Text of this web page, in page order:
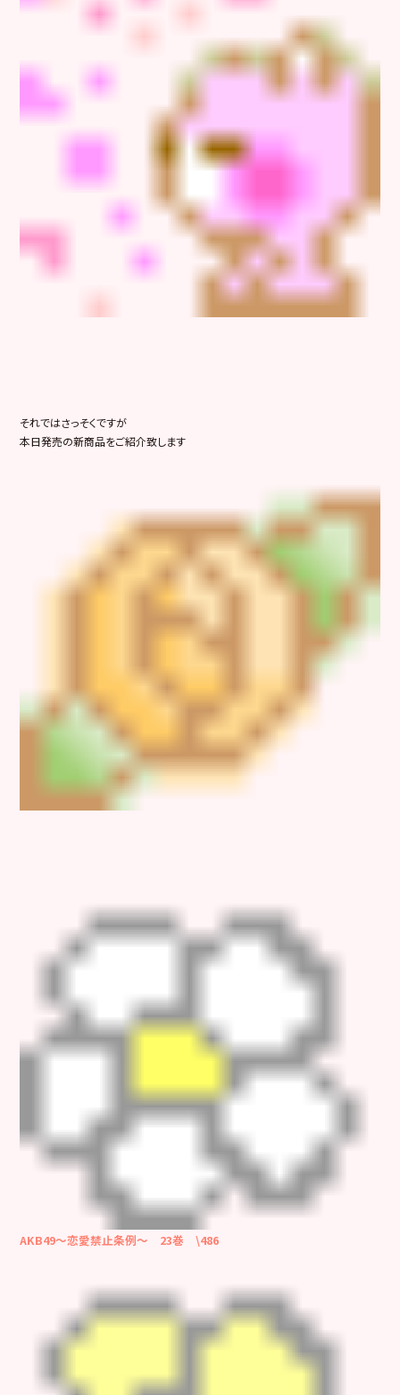
それではさっそくですが
本日発売の新商品をご紹介致します
AKB49～恋愛禁止条例～ 23巻 \486